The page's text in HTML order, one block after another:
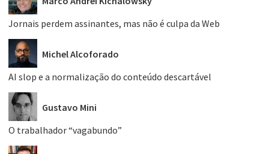
Jornais perdem assinantes, mas não é culpa da Web
Michel Alcoforado
AI slop e a normalização do conteúdo descartável
Gustavo Mini
O trabalhador “vagabundo”